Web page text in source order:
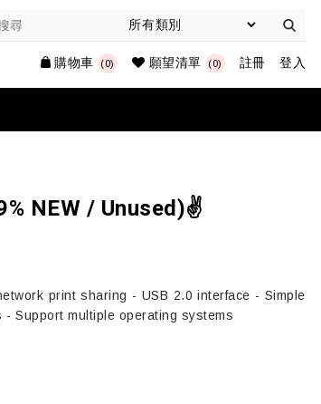
購物車 (0) 願望清單 (0) 註冊 登入
NEW / Unused)✌️
print sharing - USB 2.0 interface - Simple
Support multiple operating systems